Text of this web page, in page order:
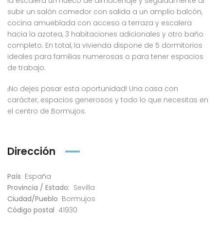
subir un salón comedor con salida a un amplio balcón,
cocina amueblada con acceso a terraza y escalera
hacia la azotea, 3 habitaciones adicionales y otro baño
completo. En total, la vivienda dispone de 5 dormitorios
ideales para familias numerosas o para tener espacios
de trabajo.
¡No dejes pasar esta oportunidad! Una casa con
carácter, espacios generosos y todo lo que necesitas en
el centro de Bormujos.
Dirección
País España
Provincia / Estado: Sevilla
Ciudad/Pueblo Bormujos
Código postal 41930